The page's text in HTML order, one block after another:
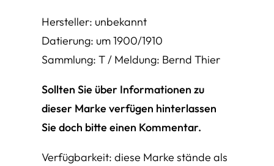
Hersteller: unbekannt
Datierung: um 1900/1910
Sammlung: T / Meldung: Bernd Thier
Sollten Sie über Informationen zu
dieser Marke verfügen hinterlassen
Sie doch bitte einen Kommentar.
Verfügbarkeit: diese Marke stände als